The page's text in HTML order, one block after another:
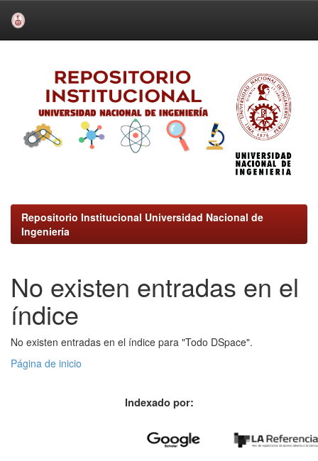
Repositorio Institucional Universidad Nacional de
Ingeniería
No existen entradas en el
índice
No existen entradas en el índice para "Todo DSpace".
Página de inicio
Indexado por: